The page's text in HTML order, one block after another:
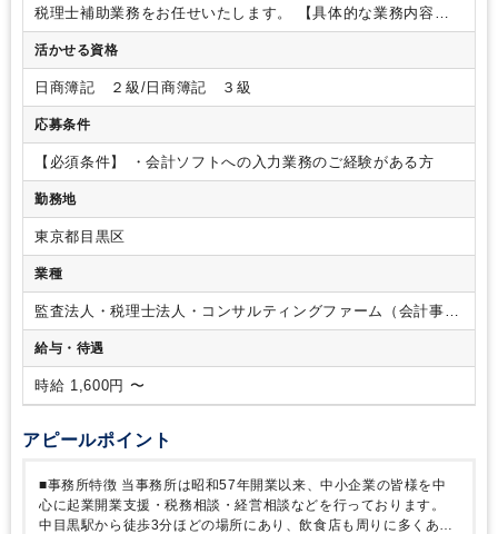
税理士補助業務をお任せいたします。
【具体的な業務内容】
・仕訳入力・電話取次・来客時のお茶出し・身の回りの掃除
（トイレ掃除も含む）
おります。
【組織構成】
所員4名：所長、社員2名、パート1
名 【ポイント】 ・週2日、実働5時間程度でご就業いただける
方を募集しております。
やすいので、ご相談事もしやすい雰囲気です。・業務は必ず
社員が最終チェックをしますので、ご安心ください。・クラ
イアントの業種は多岐に渡り、事務所全体で 50～60 社ほどご
ざいます。
ございませんのでご注意ください。
活かせる資格
日商簿記 ２級/日商簿記 ３級
応募条件
【必須条件】 ・会計ソフトへの入力業務のご経験がある方
勤務地
東京都目黒区
業種
監査法人・税理士法人・コンサルティングファーム（会計事務
所）
給与・待遇
時給 1,600円 〜
アピールポイント
■事務所特徴 当事務所は昭和57年開業以来、中小企業の皆様を中
心に起業開業支援・税務相談・経営相談などを行っております。
中目黒駅から徒歩3分ほどの場所にあり、飲食店も周りに多くある